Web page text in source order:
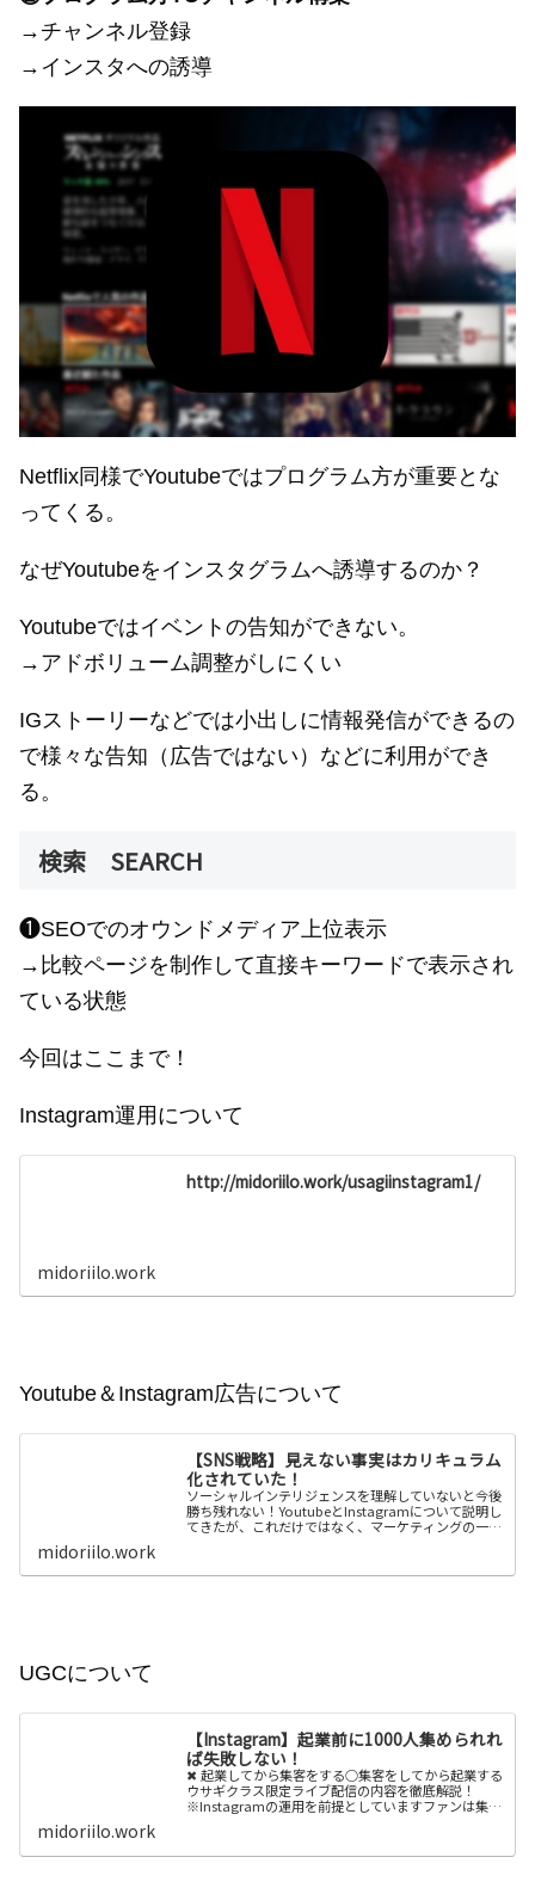
→チャンネル登録
→インスタへの誘導
Netflix同様でYoutubeではプログラム方が重要とな
ってくる。
なぜYoutubeをインスタグラムへ誘導するのか？
Youtubeではイベントの告知ができない。
→アドボリューム調整がしにくい
IGストーリーなどでは小出しに情報発信ができるの
で様々な告知（広告ではない）などに利用ができ
る。
検索 SEARCH
❶SEOでのオウンドメディア上位表示
→比較ページを制作して直接キーワードで表示され
ている状態
今回はここまで！
Instagram運用について
http://midoriilo.work/usagiinstagram1/
midoriilo.work
Youtube＆Instagram広告について
【SNS戦略】見えない事実はカリキュラム
化されていた！
ソーシャルインテリジェンスを理解していないと今後
勝ち残れない！YoutubeとInstagramについて説明し
てきたが、これだけではなく、マーケティングの一番
midoriilo.work
UGCについて
【Instagram】起業前に1000人集められれ
ば失敗しない！
✖︎ 起業してから集客をする○集客をしてから起業する
ウサギクラス限定ライブ配信の内容を徹底解説！
※Instagramの運用を前提としていますファンは集め
midoriilo.work